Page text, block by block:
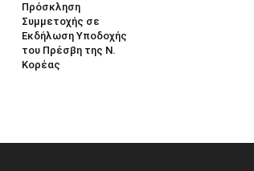
Πρόσκληση
Συμμετοχής σε
Εκδήλωση Υποδοχής
του Πρέσβη της Ν.
Κορέας